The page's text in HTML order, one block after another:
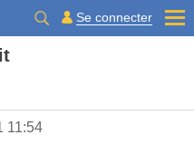
Se connecter
11:54